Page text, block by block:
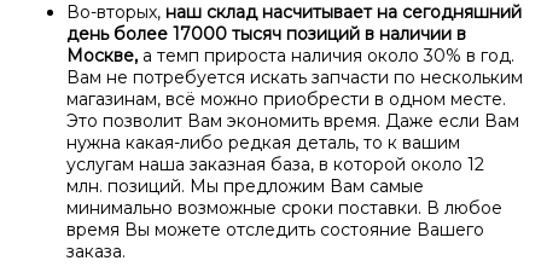
Во-вторых, наш склад насчитывает на сегодняшний
день более 17000 тысяч позиций в наличии в
Москве, а темп прироста наличия около 30% в год.
Вам не потребуется искать запчасти по нескольким
магазинам, всё можно приобрести в одном месте.
Это позволит Вам экономить время. Даже если Вам
нужна какая-либо редкая деталь, то к вашим
услугам наша заказная база, в которой около 12
млн. позиций. Мы предложим Вам самые
минимально возможные сроки поставки. В любое
время Вы можете отследить состояние Вашего
заказа.